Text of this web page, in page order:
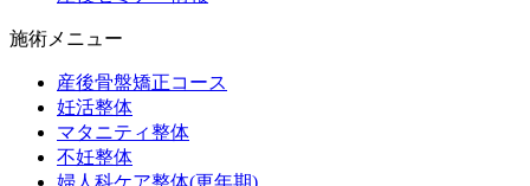
施術メニュー
産後骨盤矯正コース
妊活整体
マタニティ整体
不妊整体
婦人科ケア整体(更年期)